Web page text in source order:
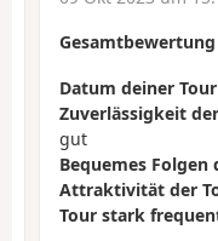
Gesamtbewertung
Datum deiner Tour
Zuverlässigkeit
gut
Bequemes Folgen
Attraktivität der
Tour stark